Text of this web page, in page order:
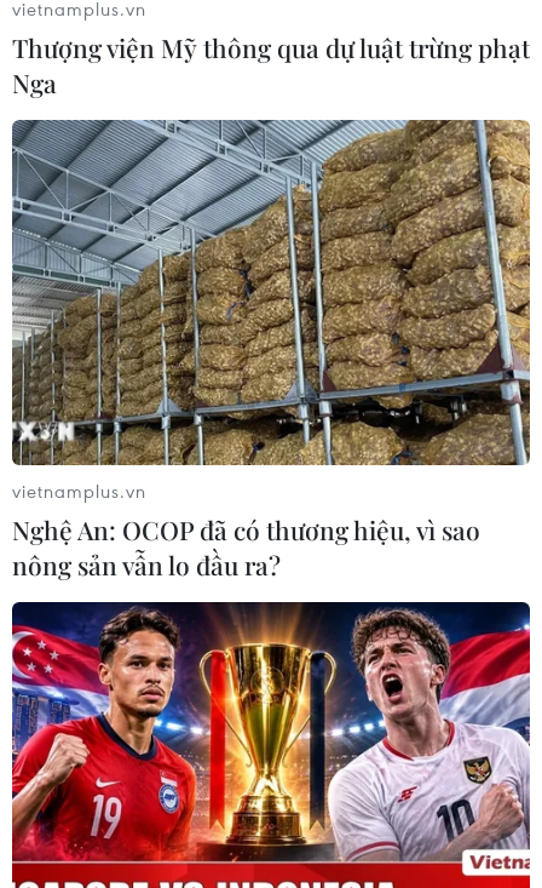
vietnamplus.vn
Thượng viện Mỹ thông qua dự luật trừng phạt
Nga
vietnamplus.vn
Nghệ An: OCOP đã có thương hiệu, vì sao
nông sản vẫn lo đầu ra?